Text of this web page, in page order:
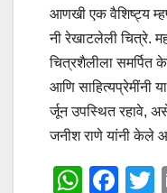
आणखी एक वैशिष्ट्य
नी रेखाटलेली चित्रे.
चित्रशैलीला समर्पित
आणि साहित्यप्रेमींनी
र्जून उपस्थित रहावे,
जनीश राणे यांनी केले
W
F